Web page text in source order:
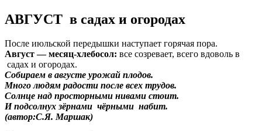
АВГУСТ в садах и огородах
После июльской передышки наступает горячая пора.
Август — месяц-хлебосол: все созревает, всего вдоволь в
садах и огородах.
Собираем в августе урожай плодов.
Много людям радости после всех трудов.
Солнце над просторными нивами стоит.
И подсолнух зёрнами чёрными набит.
(автор:С.Я. Маршак)